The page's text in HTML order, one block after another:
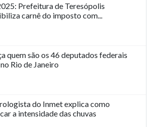
Prefeitura de Teresópolis
carnê do imposto com...
quem são os 46 deputados federais
Rio de Janeiro
do Inmet explica como
a intensidade das chuvas